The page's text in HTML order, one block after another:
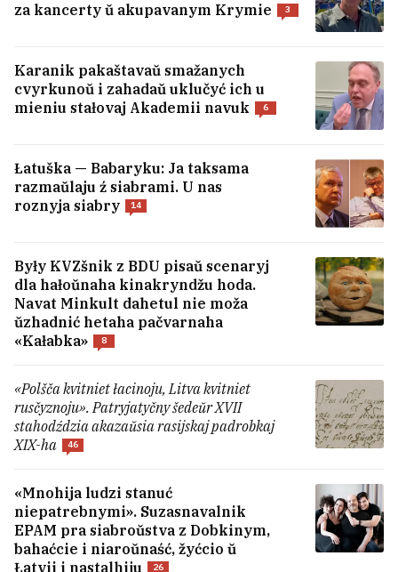
za kancerty ŭ akupavanym Krymie 3
Karanik pakaštavaŭ smažanych
cvyrkunoŭ i zahadaŭ uklučyć ich u
mieniu stałovaj Akademii navuk
6
Łatuška — Babaryku: Ja taksama
razmaŭlaju ź siabrami. U nas
roznyja siabry
14
Były KVZšnik z BDU pisaŭ scenaryj
dla hałoŭnaha kinakryndžu hoda.
Navat Minkult dahetul nie moža
ŭzhadnić hetaha pačvarnaha
«Kałabka»
8
«Polšča kvitniet łacinoju, Litva kvitniet
rusčyznoju». Patryjatyčny šedeŭr XVII
stahodździa akazaŭsia rasijskaj padrobkaj
XIX-ha
46
«Mnohija ludzi stanuć
niepatrebnymi». Suzasnavalnik
EPAM pra siabroŭstva z Dobkinym,
bahaćcie i niaroŭnaść, žyćcio ŭ
Łatvii i nastalhiju
26
Byłaja palitźniavolenaja Nasta Łojka
sustrełasia sa svaim sabakam — praz amal
čatyry hady
4